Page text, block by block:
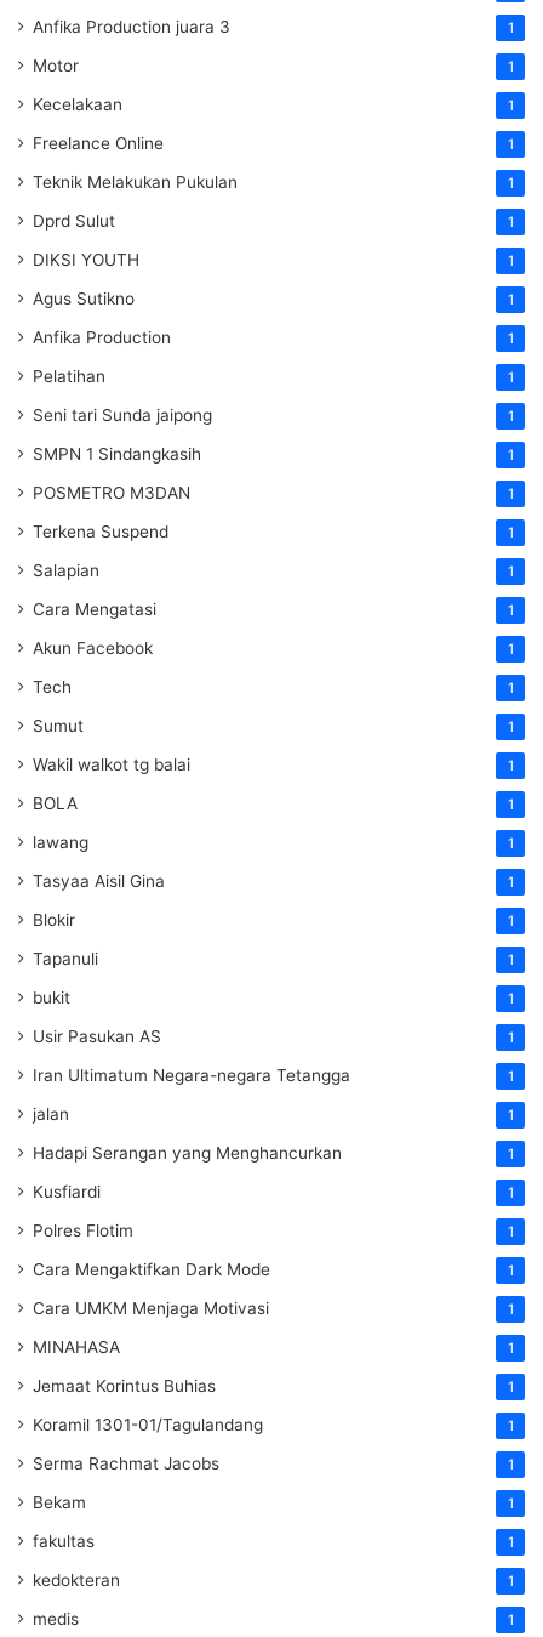
Anfika Production juara 3 1
Motor 1
Kecelakaan 1
Freelance Online 1
Teknik Melakukan Pukulan 1
Dprd Sulut 1
DIKSI YOUTH 1
Agus Sutikno 1
Anfika Production 1
Pelatihan 1
Seni tari Sunda jaipong 1
SMPN 1 Sindangkasih 1
POSMETRO M3DAN 1
Terkena Suspend 1
Salapian 1
Cara Mengatasi 1
Akun Facebook 1
Tech 1
Sumut 1
Wakil walkot tg balai 1
BOLA 1
lawang 1
Tasyaa Aisil Gina 1
Blokir 1
Tapanuli 1
bukit 1
Usir Pasukan AS 1
Iran Ultimatum Negara-negara Tetangga 1
jalan 1
Hadapi Serangan yang Menghancurkan 1
Kusfiardi 1
Polres Flotim 1
Cara Mengaktifkan Dark Mode 1
Cara UMKM Menjaga Motivasi 1
MINAHASA 1
Jemaat Korintus Buhias 1
Koramil 1301-01/Tagulandang 1
Serma Rachmat Jacobs 1
Bekam 1
fakultas 1
kedokteran 1
medis 1